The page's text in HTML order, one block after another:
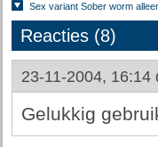
Sex variant Sober worm
Reacties (8)
23-11-2004, 16:14
Gelukkig